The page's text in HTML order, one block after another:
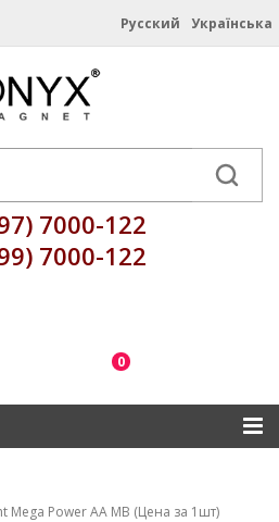
Русский Українська
7000-122
7000-122
0
Mega Power AA MB (Цена за 1шт)